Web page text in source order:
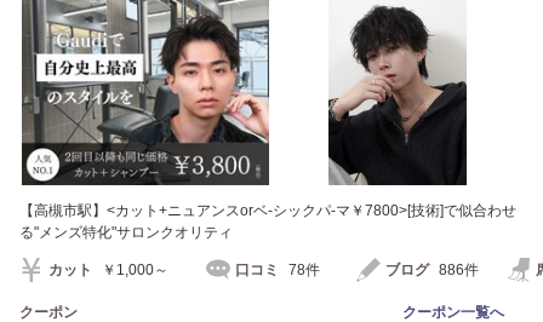
【高槻市駅】<カット+ニュアンスorベ-シックパ-マ￥7800>[技術]で似合わせ
る"メンズ特化"サロンクオリティ
カット ￥1,000～ 口コミ 78件 ブログ 886件
クーポン クーポン一覧へ